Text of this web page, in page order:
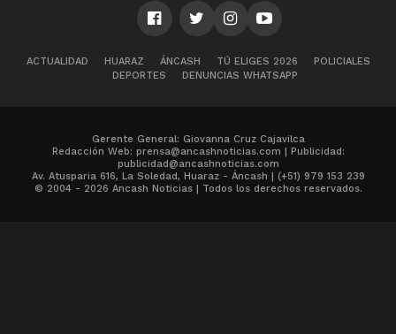
ACTUALIDAD HUARAZ ÁNCASH TÚ ELIGES 2026
POLICIALES
DEPORTES
DENUNCIAS WHATSAPP
Gerente General: Giovanna Cruz Cajavilca
Redacción Web: prensa@ancashnoticias.com | Publicidad:
publicidad@ancashnoticias.com
Av. Atusparia 616, La Soledad, Huaraz - Áncash | (+51) 979 153 239
© 2004 - 2026 Ancash Noticias | Todos los derechos reservados.